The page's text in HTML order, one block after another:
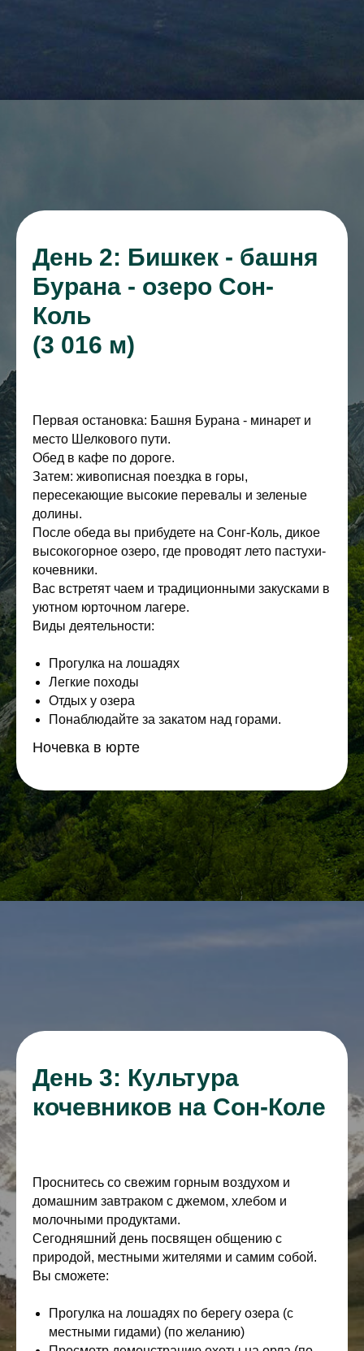
День 2: Бишкек - башня
Бурана - озеро Сон-
Коль
(3 016 м)
Первая остановка: Башня Бурана - минарет и
место Шелкового пути.
Обед в кафе по дороге.
Затем: живописная поездка в горы,
пересекающие высокие перевалы и зеленые
долины.
После обеда вы прибудете на Сонг-Коль, дикое
высокогорное озеро, где проводят лето пастухи-
кочевники.
Вас встретят чаем и традиционными закусками в
уютном юрточном лагере.
Виды деятельности:
Прогулка на лошадях
Легкие походы
Отдых у озера
Понаблюдайте за закатом над горами.
Ночевка в юрте
День 3: Культура
кочевников на Сон-Коле
Проснитесь со свежим горным воздухом и
домашним завтраком с джемом, хлебом и
молочными продуктами.
Сегодняшний день посвящен общению с
природой, местными жителями и самим собой.
Вы сможете:
Прогулка на лошадях по берегу озера (с
местными гидами) (по желанию)